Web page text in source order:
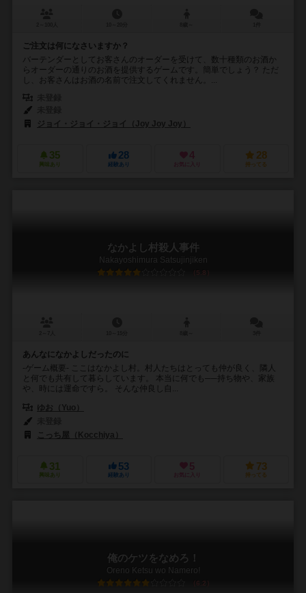
ご注文は何になさいますか？
バーテンダーとしてお客さんのオーダーを受けて、数十種類のお酒か
らオーダーの通りのお酒を提供するゲームです。簡単でしょう？ ただ
し、お客さんはお酒の名前で注文してくれません。...
ジョイ・ジョイ・ジョイ（Joy Joy Joy）
35
興味あり
28
経験あり
4
お気に入り
28
持ってる
なかよし村殺人事件
Nakayoshimura Satsujinjiken
5.8
あんなになかよしだったのに
-ゲーム概要- ここはなかよし村。村人たちはとっても仲が良く、隣人
と何でも共有して暮らしています。 本当に何でも──持ち物や、家族
や、時には運命ですら。 そんな仲良し自...
ゆお（Yuo）
こっち屋（Kocchiya）
31
興味あり
53
経験あり
5
お気に入り
73
持ってる
俺のケツをなめろ！
Oreno Ketsu wo Namero!
6.2